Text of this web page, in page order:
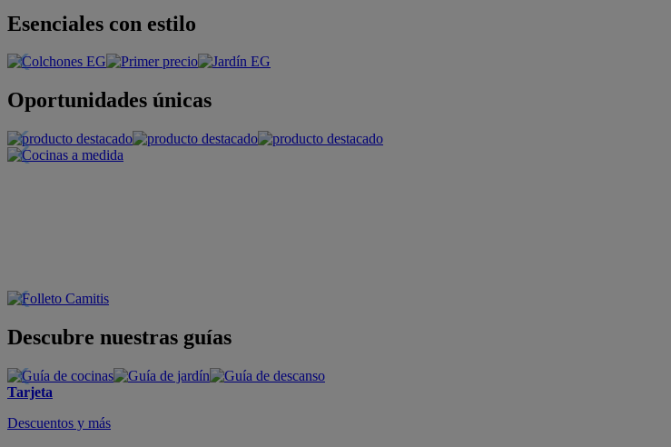
Esenciales con estilo
Oportunidades únicas
Descubre nuestras guías
Tarjeta
Descuentos y más